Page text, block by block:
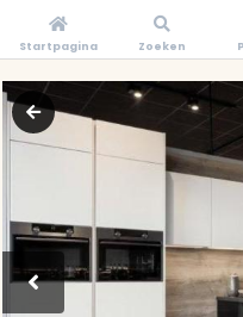
Startpagina Zoeken